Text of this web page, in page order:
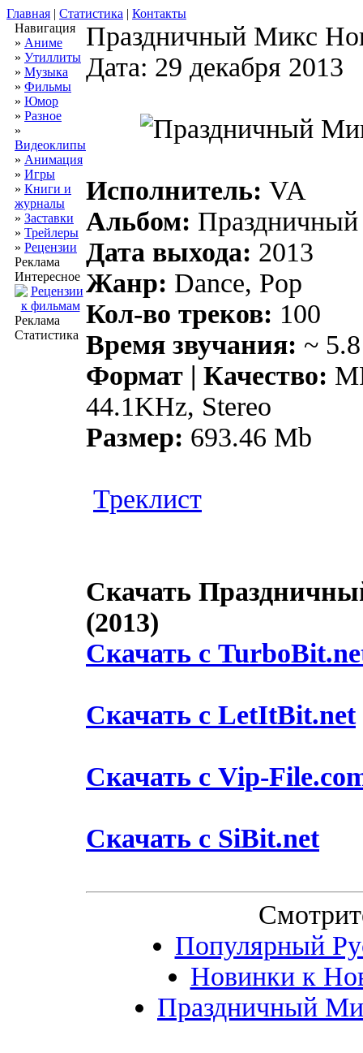
Главная | Статистика | Контакты
Навигация
» Аниме
» Утиллиты
» Музыка
» Фильмы
» Юмор
» Разное
»
Видеоклипы
» Анимация
» Игры
» Книги и
журналы
» Заставки
» Трейлеры
» Рецензии
Реклама
Интересное
Реклама
Статистика
Праздничный Микс
Дата: 29 декабря 2013
Исполнитель: VA
Альбом:
Дата выхода: 2013
Жанр: Dance, Pop
Кол-во треков: 100
Время звучания: ~
Формат | Качество:
44.1KHz, Stereo
Размер: 693.46 Mb
Треклист
Скачать
(2013)
Скачать с
Скачать с LetItBit.net
Скачать с Vip-
Скачать с SiBit.net
Популярный
Новинки к
Праздничный